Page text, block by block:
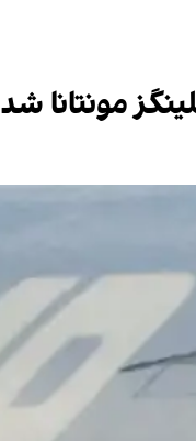
مونتانا شد